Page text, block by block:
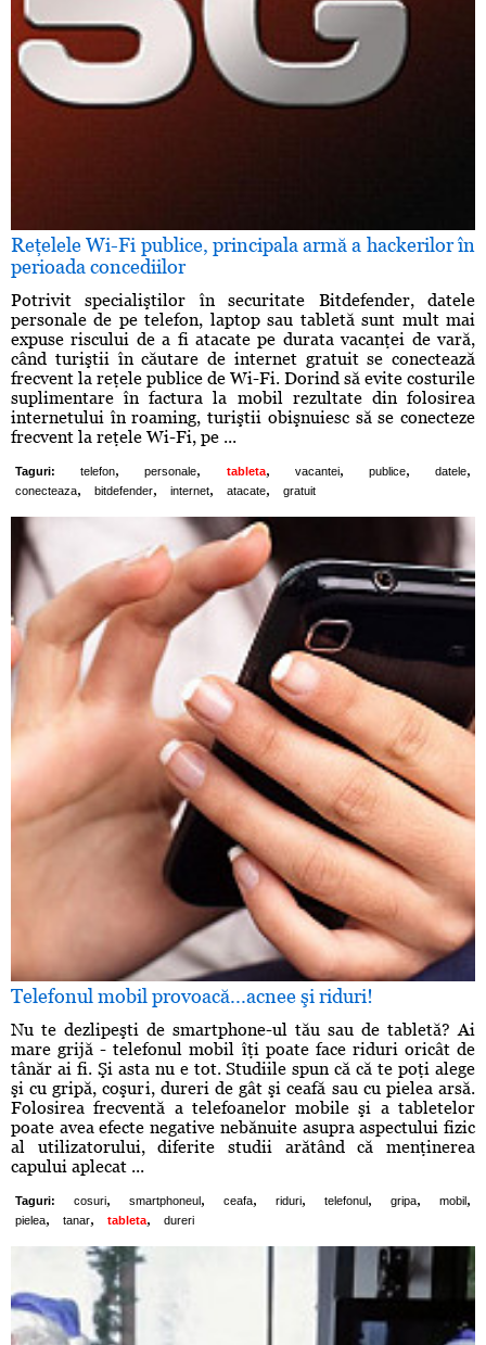
Reţelele Wi-Fi publice, principala armă a hackerilor în
perioada concediilor
Potrivit specialiştilor în securitate Bitdefender, datele
personale de pe telefon, laptop sau tabletă sunt mult mai
expuse riscului de a fi atacate pe durata vacanţei de vară,
când turiştii în căutare de internet gratuit se conectează
frecvent la reţele publice de Wi-Fi. Dorind să evite costurile
suplimentare în factura la mobil rezultate din folosirea
internetului în roaming, turiştii obişnuiesc să se conecteze
frecvent la reţele Wi-Fi, pe ...
Taguri: telefon, personale, tableta, vacantei, publice, datele,
conecteaza, bitdefender, internet, atacate, gratuit
Telefonul mobil provoacă...acnee şi riduri!
Nu te dezlipeşti de smartphone-ul tău sau de tabletă? Ai
mare grijă - telefonul mobil îţi poate face riduri oricât de
tânăr ai fi. Şi asta nu e tot. Studiile spun că că te poţi alege
şi cu gripă, coşuri, dureri de gât şi ceafă sau cu pielea arsă.
Folosirea frecventă a telefoanelor mobile şi a tabletelor
poate avea efecte negative nebănuite asupra aspectului fizic
al utilizatorului, diferite studii arătând că menţinerea
capului aplecat ...
Taguri: cosuri, smartphoneul , ceafa, riduri, telefonul , gripa, mobil ,
pielea, tanar, tableta, dureri